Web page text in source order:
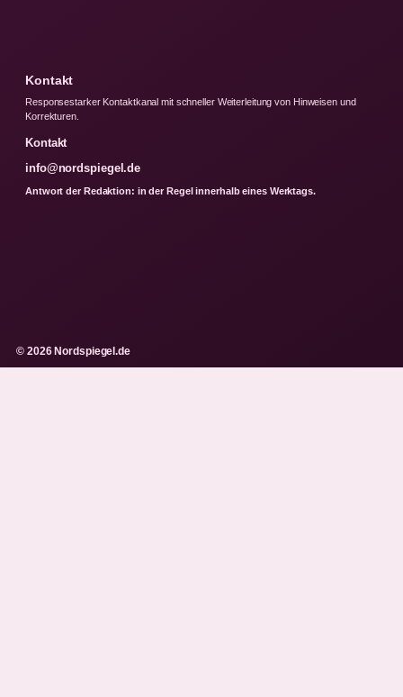
Kontakt
Responsestarker Kontaktkanal mit schneller Weiterleitung von Hinweisen und
Korrekturen.
Kontakt
info@nordspiegel.de
Antwort der Redaktion: in der Regel innerhalb eines Werktags.
© 2026 Nordspiegel.de